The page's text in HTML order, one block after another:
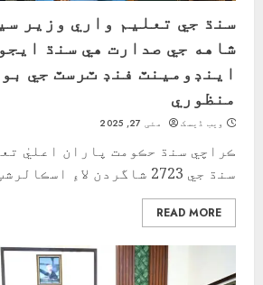
سنڌ جي تعليم واري وزير
شاهه جي صدارت هي سنڌ
اينڊومينٽ فنڊ ٽرسٽ جي
منظوري
ویب ڈیسک مئی 27, 2025
ڪراچي سنڌ حڪومت پاران اعليٰ
سنڌ جي 2723 شاگردن لاءِ اسڪالرشپ...
READ MORE